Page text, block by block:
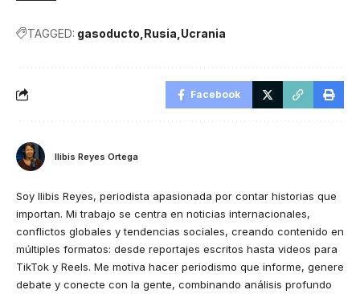
TAGGED: gasoducto Rusia Ucrania
Facebook
Ilibis Reyes Ortega
Soy Ilibis Reyes, periodista apasionada por contar historias que
importan. Mi trabajo se centra en noticias internacionales,
conflictos globales y tendencias sociales, creando contenido en
múltiples formatos: desde reportajes escritos hasta videos para
TikTok y Reels. Me motiva hacer periodismo que informe, genere
debate y conecte con la gente, combinando análisis profundo